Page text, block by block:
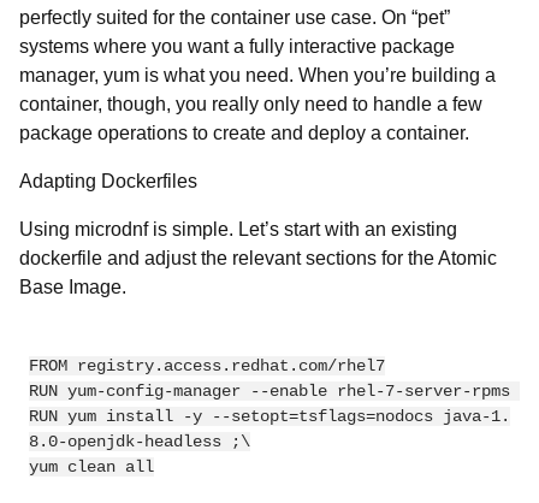
perfectly suited for the container use case. On “pet”
systems where you want a fully interactive package
manager, yum is what you need. When you’re building a
container, though, you really only need to handle a few
package operations to create and deploy a container.
Adapting Dockerfiles
Using microdnf is simple. Let’s start with an existing
dockerfile and adjust the relevant sections for the Atomic
Base Image.
FROM registry.access.redhat.com/rhel7
RUN yum-config-manager --enable rhel-7-server-rpms
RUN yum install -y --setopt=tsflags=nodocs java-1.
8.0-openjdk-headless ;\